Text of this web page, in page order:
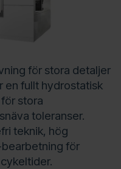
för stora detaljer
en fullt hydrostatisk
stora
toleranser.
teknik, hög
bearbetning för